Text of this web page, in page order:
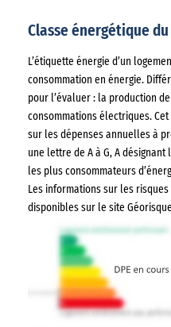
Classe énergétique
L’étiquette énergie d’un
consommation en énergie.
pour l’évaluer : la production
consommations électriques.
sur les dépenses annuelles à
une lettre de A à G, A
les plus consommateurs
Les informations sur les
disponibles sur le site